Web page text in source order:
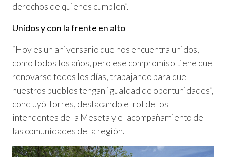
derechos de quienes cumplen”.
Unidos y con la frente en alto
“Hoy es un aniversario que nos encuentra unidos,
como todos los años, pero ese compromiso tiene que
renovarse todos los días, trabajando para que
nuestros pueblos tengan igualdad de oportunidades”,
concluyó Torres, destacando el rol de los
intendentes de la Meseta y el acompañamiento de
las comunidades de la región.